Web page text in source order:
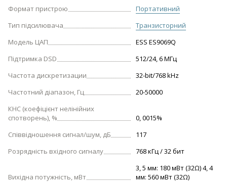
Формат пристрою
Портативний
Тип підсилювача
Транзисторний
Модель ЦАП
ESS ES9069Q
Підтримка DSD
512/24, 6 МГц
Частота дискретизации
32-bit/768 kHz
Частотний діапазон, Гц
20-50000
КНС (коефіцієнт нелінійних
спотворень), %
0, 0015%
Співвідношення сигнал/шум, дБ
117
Розрядність вхідного сигналу
768 кГц / 32 бит
Вихідна потужність, мВт
3, 5 мм: 180 мВт (32Ω) 4, 4
мм: 560 мВт (32Ω)